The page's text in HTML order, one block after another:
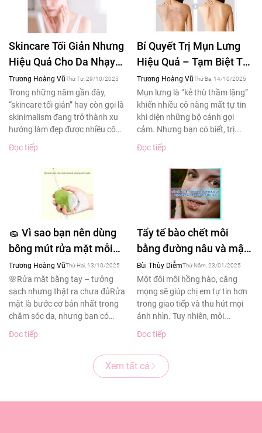
Skincare Tối Giản Nhưng
Hiệu Quả Cho Da Nhạy
Cảm – Xu Hướng Làm
Đẹp 2025
Trương Hoàng VũThứ Tư, 29/10/2025
Trong những năm gần đây,
“skincare tối giản” hay còn gọi là
skinimalism đang trở thành xu
hướng làm đẹp được nhiều cô
gái yêu thích....
Đọc tiếp
Bí Quyết Trị Mụn Lưng
Hiệu Quả – Tạm Biệt Tự
Ti Khi Diện Áo Hở Lưng
Trương Hoàng VũThứ Ba, 14/10/2025
Mụn lưng là “kẻ thù thầm lặng”
khiến nhiều cô nàng mất tự tin
khi diện những bộ cánh gợi
cảm. Nhưng bạn có biết, trị...
Đọc tiếp
🧽 Vì sao bạn nên dùng
bông mút rửa mặt mỗi
ngày – Bí quyết làm
sạch sâu cho làn da
khỏe đẹp
Trương Hoàng VũThứ Hai, 13/10/2025
🌸Rửa mặt bằng tay – tưởng
sạch nhưng thật ra chưa đủRửa
mặt là bước cơ bản nhất trong
chăm sóc da, nhưng bạn có
biết?Theo...
Đọc tiếp
Tẩy tế bào chết môi
bằng đường nâu và mật
ong tạm biệt đôi môi
thâm sạm
Bùi Thùy DiễmThứ Năm, 23/01/2025
Một đôi môi hồng hào, căng
mọng sẽ giúp chị em tự tin hơn
trong giao tiếp và thu hút mọi
ánh nhìn. Tuy nhiên, môi...
Đọc tiếp
Xem tất cả